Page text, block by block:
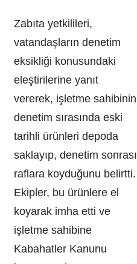
Zabıta yetkilileri,
vatandaşların denetim
eksikliği konusundaki
eleştirilerine yanıt
vererek, işletme sahibinin
denetim sırasında eski
tarihli ürünleri depoda
saklayıp, denetim sonrası
raflara koyduğunu belirtti.
Ekipler, bu ürünlere el
koyarak imha etti ve
işletme sahibine
Kabahatler Kanunu